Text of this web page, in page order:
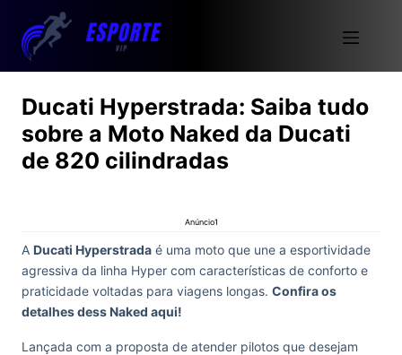
Ducati Hyperstrada: Saiba tudo
sobre a Moto Naked da Ducati
de 820 cilindradas
Anúncio1
A Ducati Hyperstrada é uma moto que une a esportividade
agressiva da linha Hyper com características de conforto e
praticidade voltadas para viagens longas. Confira os
detalhes dess Naked aqui!
Lançada com a proposta de atender pilotos que desejam